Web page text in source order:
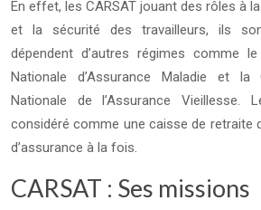
En effet, les CARSAT jouant des rôles à
et la sécurité des travailleurs, ils
dépendent d’autres régimes comme
Nationale d’Assurance Maladie et
Nationale de l’Assurance Vieillesse.
considéré comme une caisse de retraite
d’assurance à la fois.
CARSAT : Ses missions